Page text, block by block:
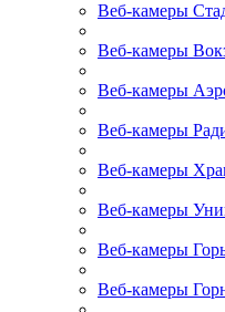
Веб-камеры
Веб-камеры
Веб-камеры
Веб-камеры
Веб-камеры
Веб-камеры
Веб-камеры
Веб-камеры